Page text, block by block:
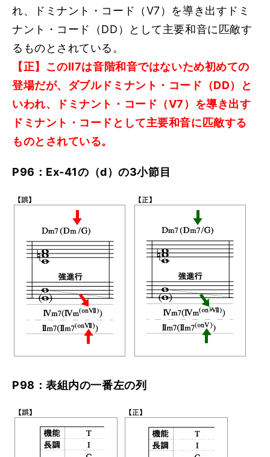
れ、ドミナント・コード（V7）を導き出すドミ
ナント・コード（DD）として主要和音に匹敵す
るものとされている。
【正】このII7は音階和音ではないため初めての
登場だが、ダブルドミナント・コード（DD）と
いわれ、ドミナント・コード（V7）を導き出す
ドミナント・コードとして主要和音に匹敵する
ものとされている。
P96：Ex-41の（d）の3小節目
P98：表組内の一番左の列